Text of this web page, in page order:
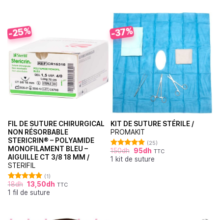
-25%
FIL DE SUTURE CHIRURGICAL
NON RÉSORBABLE
STERICRIN® – POLYAMIDE
MONOFILAMENT BLEU –
AIGUILLE CT 3/8 18 MM /
STERIFIL
Note
5.00
sur 5
(1)
18dh 13,50dh TTC
1 fil de suture
-37%
KIT DE SUTURE STÉRILE /
PROMAKIT
Note4.92
sur 5
(25)
150dh 95dh TTC
1 kit de suture